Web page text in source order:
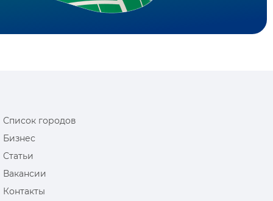
Список городов
Бизнес
Статьи
Вакансии
Контакты